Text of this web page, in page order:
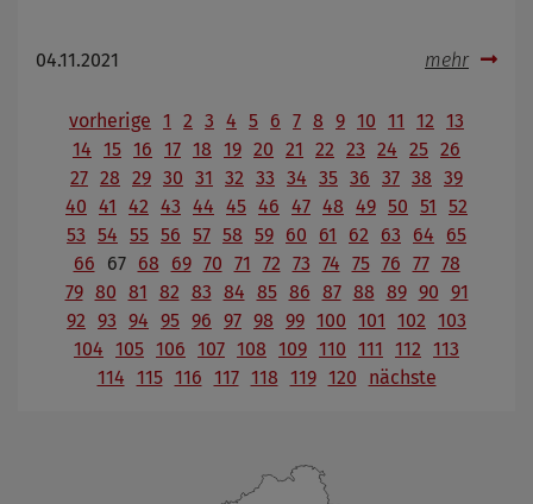
04.11.2021 mehr
vorherige 1 2 3 4 5 6 7 8 9 10 11 12 13
14 15 16 17 18 19 20 21 22 23 24 25 26
27 28 29 30 31 32 33 34 35 36 37 38 39
40 41 42 43 44 45 46 47 48 49 50 51
52
53 54 55 56 57 58 59 60 61 62 63 64
65
66
67 68 69 70 71 72 73 74 75 76 77 78
79 80 81 82 83 84 85 86 87 88 89 90 91
92 93 94 95 96 97 98 99 100 101 102 103
104 105 106 107 108 109 110 111 112 113
114 115 116 117 118 119 120 nächste